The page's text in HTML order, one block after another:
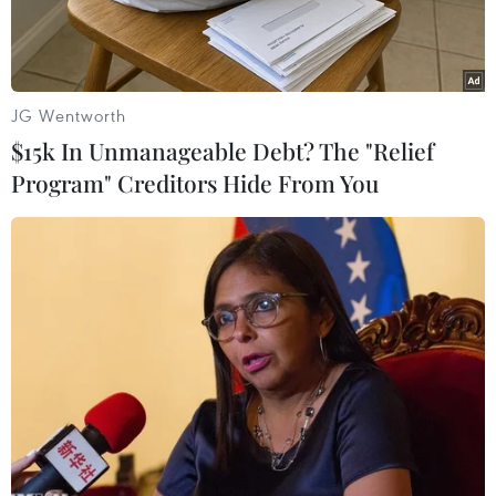
tháng.
Trường Trung học cơ sở Ngô Xá, xã Minh Thắng, huyện Cẩm
Khê, tỉnh Phú Thọ. (Ảnh: Tạ Toàn/TTXVN)
Liên quan đến vụ việc xảy ra tại Trường Trung
JG Wentworth
$15k In Unmanageable Debt? The "Relief
Program" Creditors Hide From You